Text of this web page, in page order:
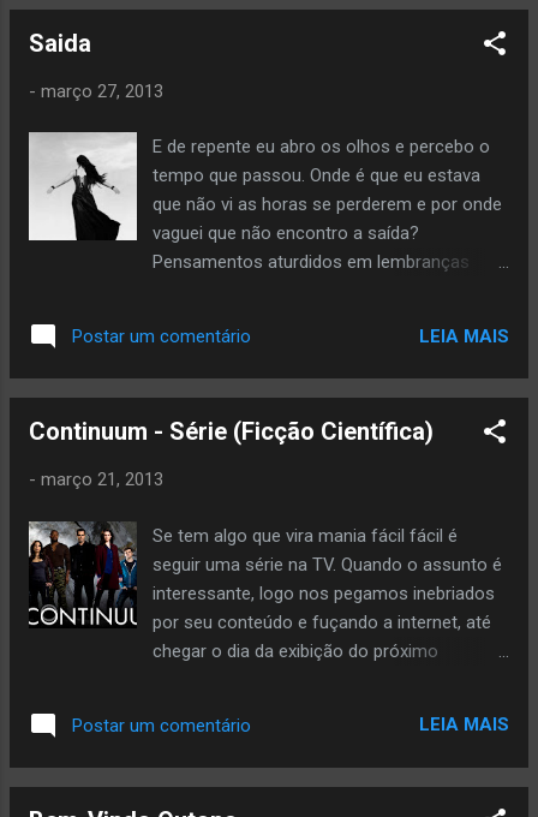
Saida
- março 27, 2013
E de repente eu abro os olhos e percebo o
tempo que passou. Onde é que eu estava
que não vi as horas se perderem e por onde
vaguei que não encontro a saída?
Pensamentos aturdidos em lembranças
preciso me jogar nesse abismo e ter certeza
que não posso voar.
Postar um comentário LEIA MAIS
Continuum - Série (Ficção Científica)
- março 21, 2013
Se tem algo que vira mania fácil fácil é
seguir uma série na TV. Quando o assunto é
interessante, logo nos pegamos inebriados
por seu conteúdo e fuçando a internet, até
chegar o dia da exibição do próximo
os capítulos para assistir, e prefere aguardar
as exibições legais (nada contra quem
Postar um comentário LEIA MAIS